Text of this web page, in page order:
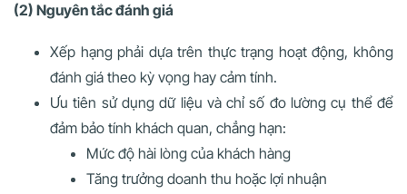
(2) Nguyên tắc đánh giá
Xếp hạng phải dựa trên thực trạng hoạt động, không
đánh giá theo kỳ vọng hay cảm tính.
Ưu tiên sử dụng dữ liệu và chỉ số đo lường cụ thể để
đảm bảo tính khách quan, chẳng hạn:
Mức độ hài lòng của khách hàng
Tăng trưởng doanh thu hoặc lợi nhuận